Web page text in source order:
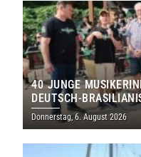
40 JUNGE
DEUTSCH-
THOLEY
Donnerstag, 6. August 2026